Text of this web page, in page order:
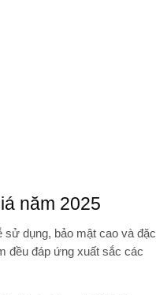
năm 2025
sử dụng, bảo mật cao và đặc
đều đáp ứng xuất sắc các